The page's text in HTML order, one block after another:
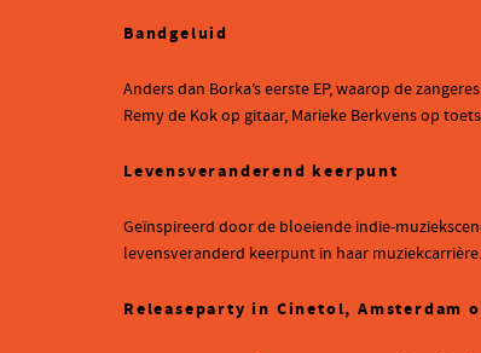
Bandgeluid
Anders dan Borka’s eerste EP, waarop de
Remy de Kok op gitaar, Marieke Berkvens op
Levensveranderend keerpunt
Geïnspireerd door de bloeiende indie-
levensveranderd keerpunt in haar
Releaseparty in Cinetol, Amsterdam